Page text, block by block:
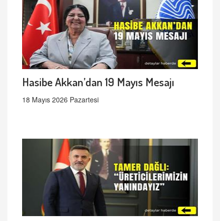
Hasibe Akkan’dan 19 Mayıs Mesajı
18 Mayıs 2026 Pazartesi